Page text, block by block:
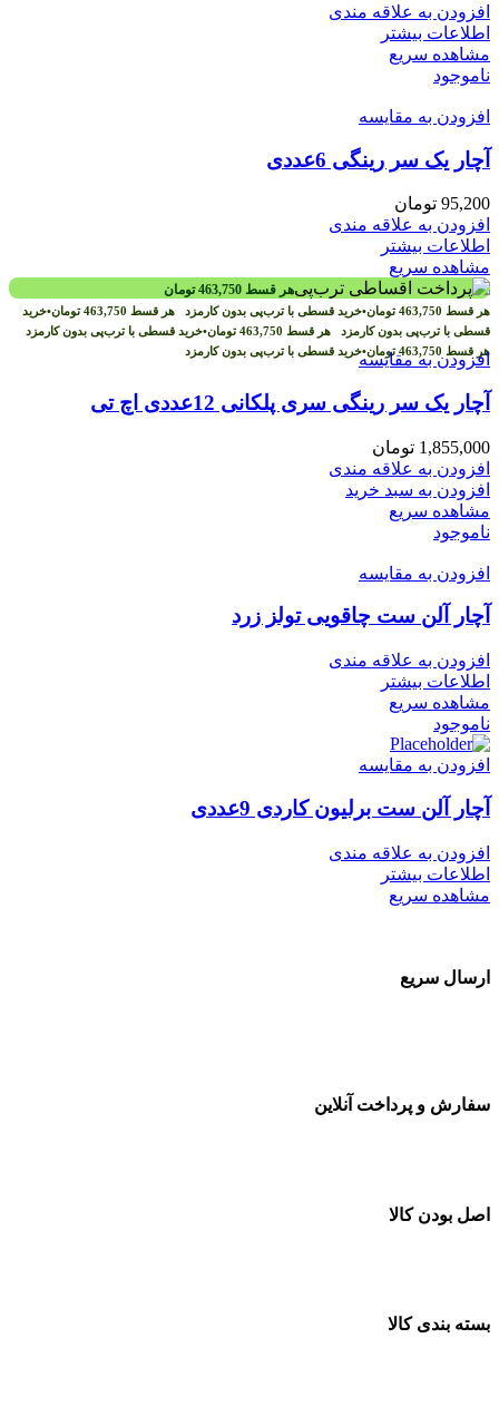
افزودن به علاقه مندی
اطلاعات بیشتر
مشاهده سریع
ناموجود
افزودن به مقایسه
آچار یک سر رینگی 6عددی
95,200 تومان
افزودن به علاقه مندی
اطلاعات بیشتر
مشاهده سریع
هر قسط 463,750 تومان
هر قسط 463,750 تومان•خرید قسطی با ترب‌پی بدون کارمزد هر قسط 463,750 تومان•خرید
قسطی با ترب‌پی بدون کارمزد هر قسط 463,750 تومان•خرید قسطی با ترب‌پی بدون کارمزد
هر قسط 463,750 تومان•خرید قسطی با ترب‌پی بدون کارمزدافزودن به مقایسه
آچار یک سر رینگی سری پلکانی 12عددی اچ تی
1,855,000 تومان
افزودن به علاقه مندی
افزودن به سبد خرید
مشاهده سریع
ناموجود
افزودن به مقایسه
آچار آلن ست چاقویی تولز زرد
افزودن به علاقه مندی
اطلاعات بیشتر
مشاهده سریع
ناموجود
افزودن به مقایسه
آچار آلن ست برلیون کاردی 9عددی
افزودن به علاقه مندی
اطلاعات بیشتر
مشاهده سریع
ارسال سریع
سفارش و پرداخت آنلاین
اصل بودن کالا
بسته بندی کالا